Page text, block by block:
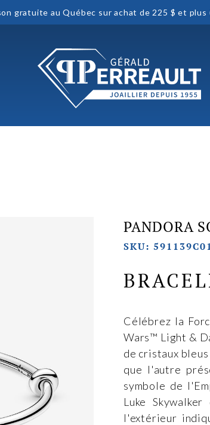
gratuite au Québec sur achat de 225 $ et plus
PANDORA
SKU:
Célébrez la
Wars™ Light &
de cristaux
que l'autre
symbole de
Luke
l'extérieur